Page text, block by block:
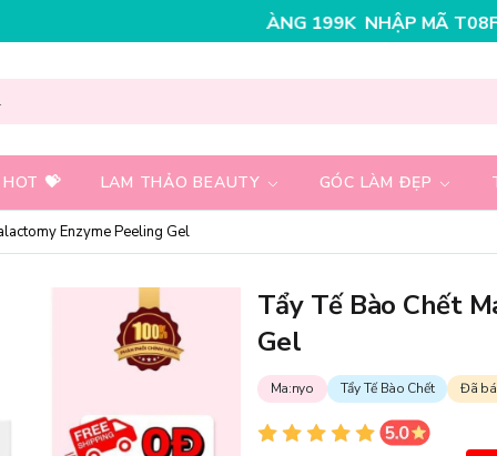
NHẬP MÃ T08FS25K - GIẢM NGAY
💝 LAM THẢO BEAUTY GÓC LÀM ĐẸP
Enzyme Peeling Gel
Tẩy Tế Bào Chết
Gel
Ma:nyo Tẩy Tế Bào Chết Đã